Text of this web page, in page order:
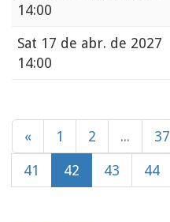
14:00
Sat 17 de abr. de 2027
14:00
« 1 2 ... 37
41 42 43 44